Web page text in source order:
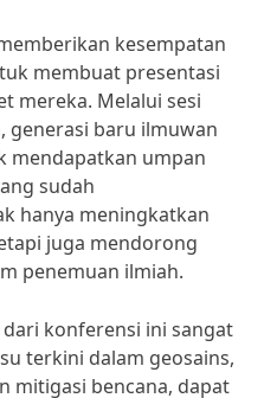
kesempatan
membuat presentasi
mereka. Melalui sesi
generasi baru ilmuwan
mendapatkan umpan
sudah
hanya meningkatkan
juga mendorong
penemuan ilmiah.
konferensi ini sangat
terkini dalam geosains,
mitigasi bencana, dapat